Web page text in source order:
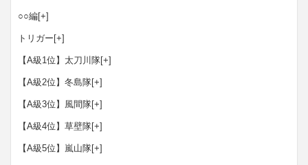
○○編[+]
トリガー [+]
【A級1位】太刀川隊[+]
【A級2位】冬島隊[+]
【A級3位】風間隊[+]
【A級4位】草壁隊[+]
【A級5位】嵐山隊[+]